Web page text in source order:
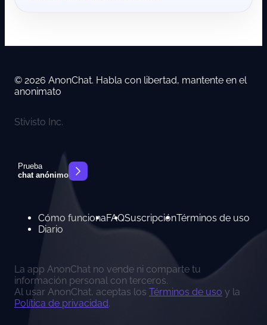
© 2026 AnonChat. Habla con libertad, mantente en el
anonimato
Stivisto Inc.
Prueba
chat anónimo
Cómo funcionaFAQSuscripciónTérminos de uso
Diario
La app AnonChat no vende ni comparte tu
información personal con terceros.
Al usar AnonChat, aceptas los Términos de uso y la
Política de privacidad.